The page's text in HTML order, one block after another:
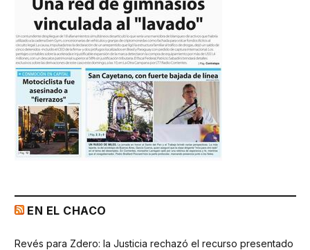
EN EL CHACO
Revés para Zdero: la Justicia rechazó el recurso presentado